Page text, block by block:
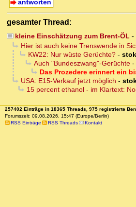
antworten
gesamter Thread:
kleine Einschätzung zum Brent-ÖL-
Hier ist auch keine Trenswende in
KW22: Nur wüste Gerüchte?-
Auch "Bundeszwang"-Gerüchte-
Das Prozedere erinnert ein
USA: E15-Verkauf jetzt möglich -
15 percent ethanol - im Klartext:
257402 Einträge in 18365 Threads, 975 registrierte
Forumszeit: 09.08.2026, 15:47 (Europe/Berlin)
RSS Einträge
RSS Threads Kontakt